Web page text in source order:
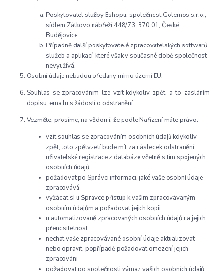
Poskytovatel služby Eshopu, společnost Golemos s.r.o.,
sídlem Zátkovo nábřeží 448/73, 370 01, České
Budějovice
Případně další poskytovatelé zpracovatelských softwarů,
služeb a aplikací, které však v současné době společnost
nevyužívá.
Osobní údaje nebudou předány mimo území EU.
Souhlas se zpracováním lze vzít kdykoliv zpět, a to zasláním
dopisu, emailu s žádostí o odstranění.
Vezměte, prosíme, na vědomí, že podle Nařízení máte právo:
vzít souhlas se zpracováním osobních údajů kdykoliv
zpět, toto zpětvzetí bude mít za následek odstranění
uživatelské registrace z databáze včetně s tím spojených
osobních údajů
požadovat po Správci informaci, jaké vaše osobní údaje
zpracovává
vyžádat si u Správce přístup k vašim zpracovávaným
osobním údajům a požadovat jejich kopii
u automatizovaně zpracovaných osobních údajů na jejich
přenositelnost
nechat vaše zpracovávané osobní údaje aktualizovat
nebo opravit, popřípadě požadovat omezení jejich
zpracování
požadovat po společnosti výmaz vašich osobních údajů,